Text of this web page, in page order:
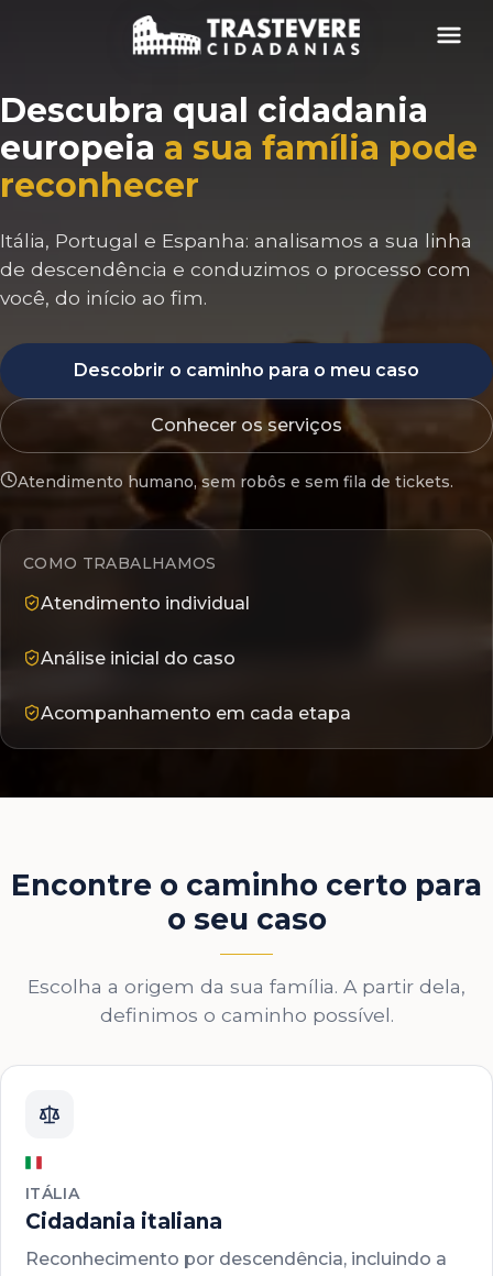
Menu
Descubra qual cidadania
europeia a sua família pode
reconhecer
Itália, Portugal e Espanha: analisamos a sua linha
de descendência e conduzimos o processo com
você, do início ao fim.
Descobrir o caminho para o meu caso
Conhecer os serviços
Atendimento humano, sem robôs e sem fila de tickets.
COMO TRABALHAMOS
Atendimento individual
Análise inicial do caso
Acompanhamento em cada etapa
Encontre o caminho certo para
o seu caso
Escolha a origem da sua família. A partir dela,
definimos o caminho possível.
ITÁLIA
Cidadania italiana
Reconhecimento por descendência, incluindo a